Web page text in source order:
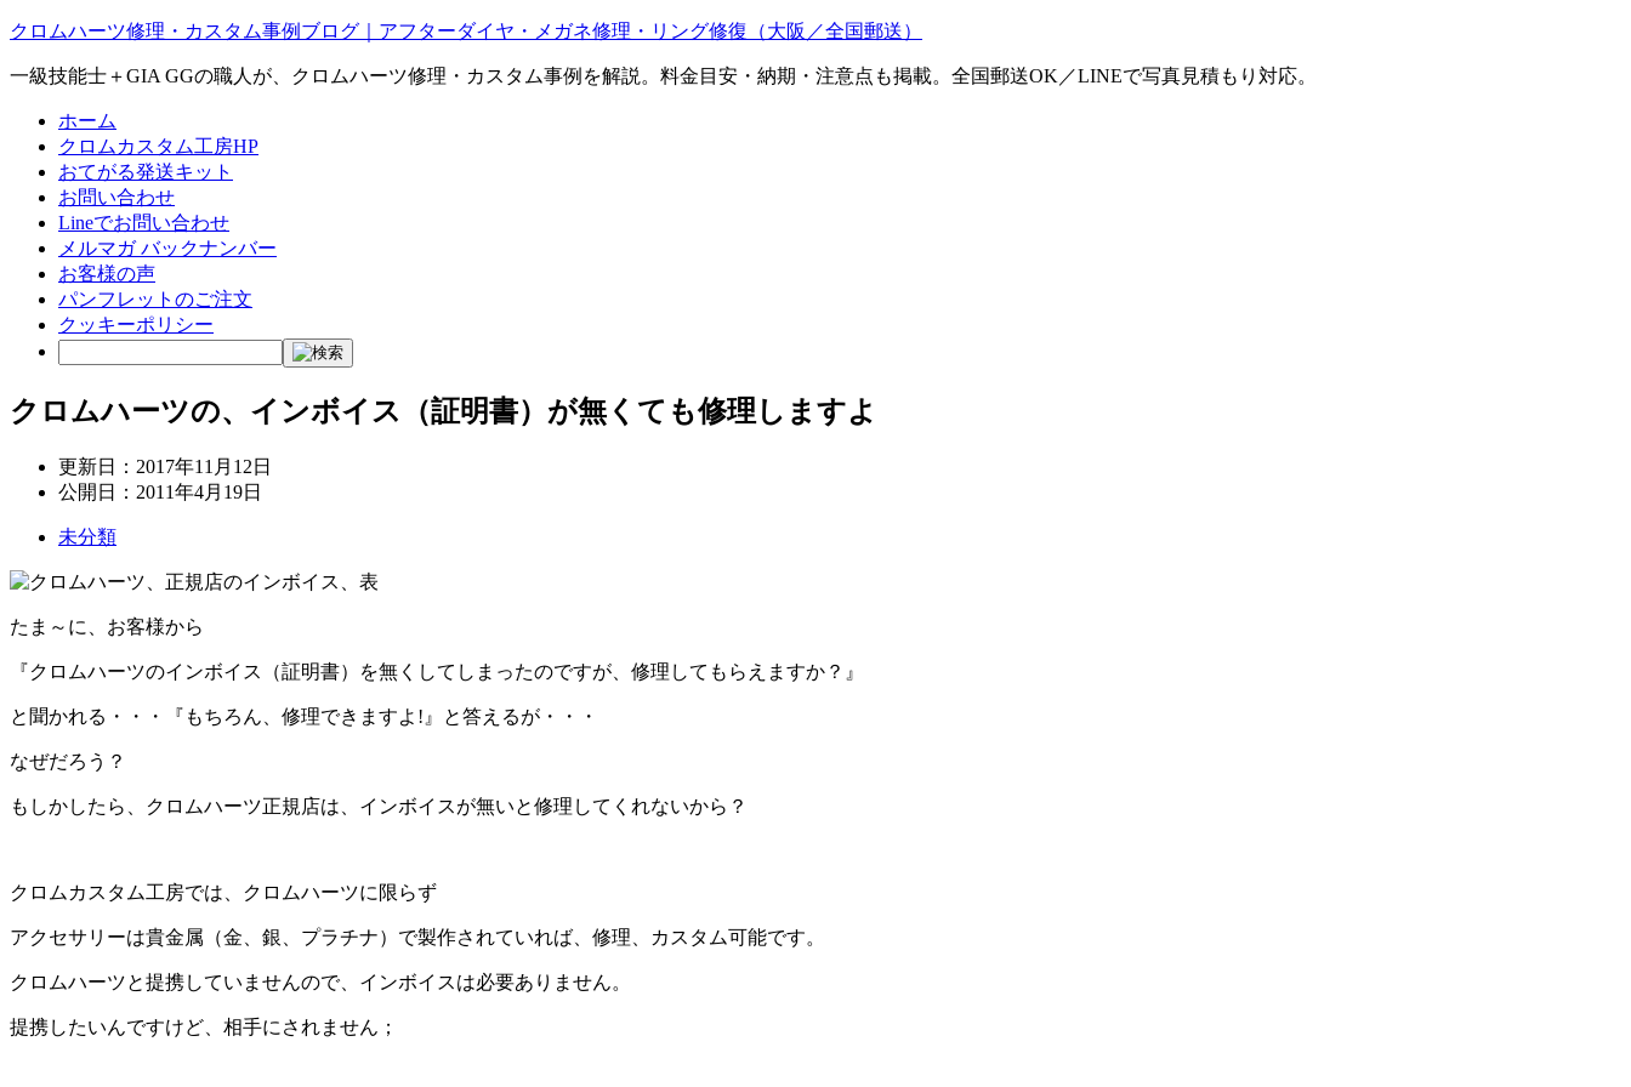
クロムハーツ修理・カスタム事例ブログ｜アフターダイヤ・メガネ修理・リング修復（大阪／全国郵送）
一級技能士＋GIA GGの職人が、クロムハーツ修理・カスタム事例を解説。料金目安・納期・注意点も掲載。全国郵送OK／LINEで写真見積もり対応。
ホーム
クロムカスタム工房HP
おてがる発送キット
お問い合わせ
Lineでお問い合わせ
メルマガ バックナンバー
お客様の声
パンフレットのご注文
クッキーポリシー
クロムハーツの、インボイス（証明書）が無くても修理しますよ
更新日： 2017年11月12日
公開日： 2011年4月19日
未分類
たま～に、お客様から
『クロムハーツのインボイス（証明書）を無くしてしまったのですが、修理してもらえますか？』
と聞かれる・・・『もちろん、修理できますよ!』と答えるが・・・
なぜだろう？
もしかしたら、クロムハーツ正規店は、インボイスが無いと修理してくれないから？
クロムカスタム工房では、クロムハーツに限らず
アクセサリーは貴金属（金、銀、プラチナ）で製作されていれば、修理、カスタム可能です。
クロムハーツと提携していませんので、インボイスは必要ありません。
提携したいんですけど、相手にされません；